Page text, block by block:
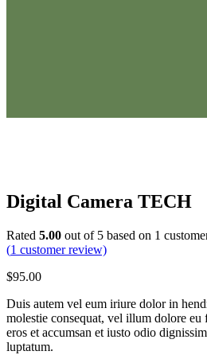
Digital Camera TECH
Rated 5.00 out of 5 based on 1
(1 customer review)
$95.00
Duis autem vel eum iriure dolor in
molestie consequat, vel illum dolore
eros et accumsan et iusto odio
luptatum.